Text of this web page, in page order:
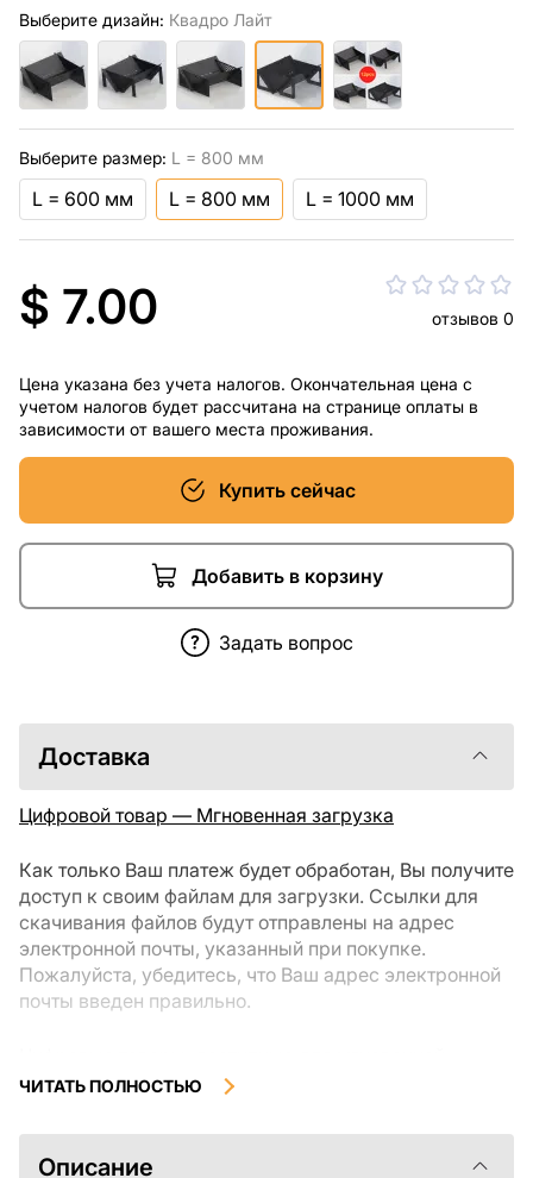
Выберите дизайн: Квадро Лайт
Выберите размер: L = 800 мм
L = 600 мм L = 800 мм L = 1000 мм
$ 7.00 отзывов 0
Цена указана без учета налогов. Окончательная цена с
учетом налогов будет рассчитана на странице оплаты в
зависимости от вашего места проживания.
Купить сейчас
Добавить в корзину
Задать вопрос
Доставка
Цифровой товар — Мгновенная загрузка
Как только Ваш платеж будет обработан, Вы получите
доступ к своим файлам для загрузки. Ссылки для
скачивания файлов будут отправлены на адрес
электронной почты, указанный при покупке.
Пожалуйста, убедитесь, что Ваш адрес электронной
почты введен правильно.
загрузки, не подлежат возврату или обмену после их
ознакомиться с описанием товара и задать все
интересующие Вас вопросы перед покупкой. Если у
ЧИТАТЬ ПОЛНОСТЬЮ
Описание